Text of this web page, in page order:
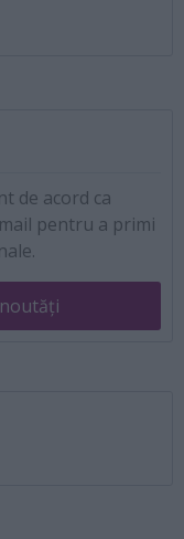
de acord ca
pentru a primi